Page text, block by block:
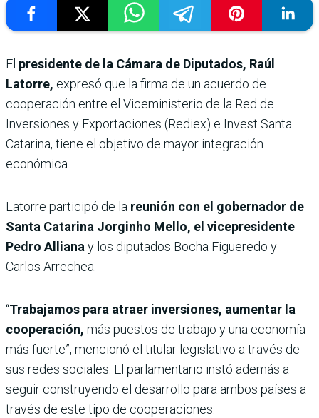
El presidente de la Cámara de Diputados, Raúl
Latorre, expresó que la firma de un acuerdo de
cooperación entre el Viceministerio de la Red de
Inversiones y Exportaciones (Rediex) e Invest Santa
Catarina, tiene el objetivo de mayor integración
económica.
Latorre participó de la reunión con el gobernador de
Santa Catarina Jorginho Mello, el vicepresidente
Pedro Alliana y los diputados Bocha Figueredo y
Carlos Arrechea.
“Trabajamos para atraer inversiones, aumentar la
cooperación, más puestos de trabajo y una economía
más fuerte”, mencionó el titular legislativo a través de
sus redes sociales. El parlamentario instó además a
seguir construyendo el desarrollo para ambos países a
través de este tipo de cooperaciones.